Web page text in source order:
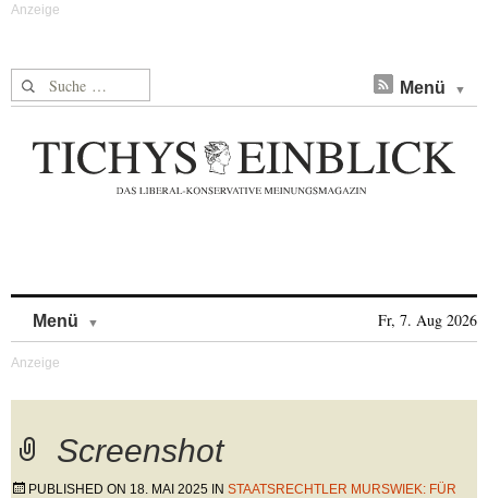
Suche nach: Menü
Menü Fr, 7. Aug 2026
Screenshot
PUBLISHED ON 18. MAI 2025 IN STAATSRECHTLER MURSWIEK: FÜR